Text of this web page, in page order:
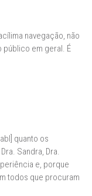
navegação, não
público em geral. É
quanto os
Sandra, Dra.
e, porque
todos que procuram